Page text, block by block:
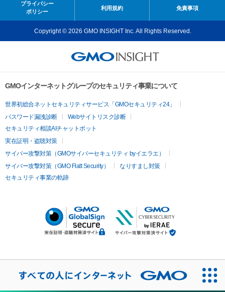
プライバシー
ポリシー
利用規約 免責事項
Copyright © 2026 GMO INSIGHT Inc. All Rights Reserved.
GMOインターネットグループのセキュリティ事業について
世界初総合ネットセキュリティサービス「GMOセキュリティ24」
パスワード漏洩診断
Webサイトリスク診断
セキュリティ相談AIチャットボット
実在証明・盗聴対策
サイバー攻撃対策（GMOサイバーセキュリティ byイエラエ）
サイバー攻撃対策（GMO Flatt Security）
なりすまし対策
セキュリティ事業の軌跡